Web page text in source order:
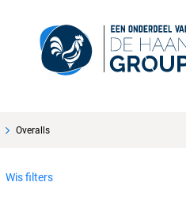
Overalls
Wis filters